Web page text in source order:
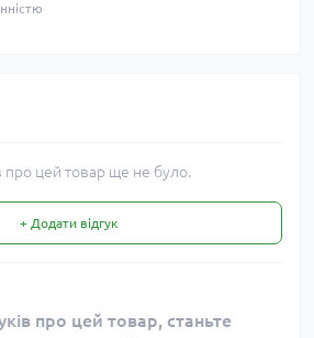
про цей товар ще не було.
+ Додати відгук
про цей товар, станьте